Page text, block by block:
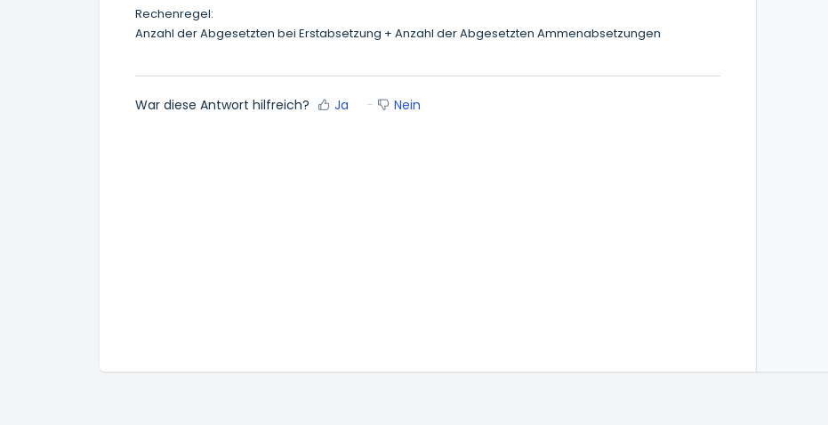
Rechenregel:
Anzahl der Abgesetzten bei Erstabsetzung + Anzahl der Abgesetzten Ammenabsetzungen
War diese Antwort hilfreich? Ja Nein